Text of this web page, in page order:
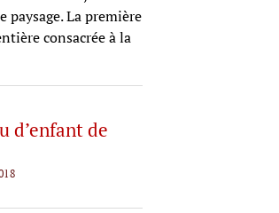
La première
consacrée à la
d’enfant de